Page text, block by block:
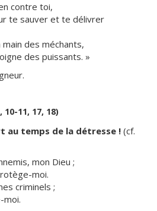
contre toi,
te sauver et te délivrer
des méchants,
des puissants. »
10-11, 17, 18)
au temps de la détresse ! (cf.
mon Dieu ;
moi.
criminels ;
moi.